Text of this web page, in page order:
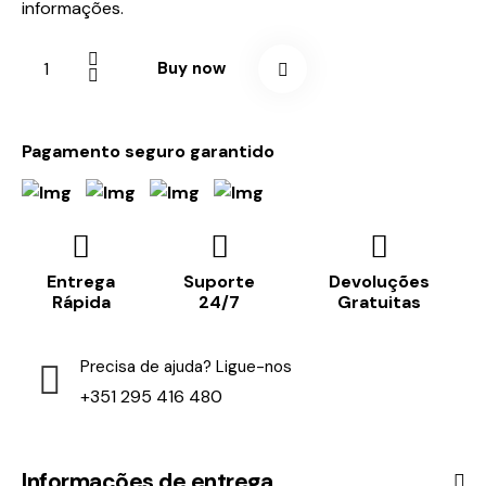
informações.
Buy now
Pagamento seguro garantido
Entrega
Rápida
Suporte
24/7
Devoluções
Gratuitas
Precisa de ajuda? Ligue-nos
+351 295 416 480